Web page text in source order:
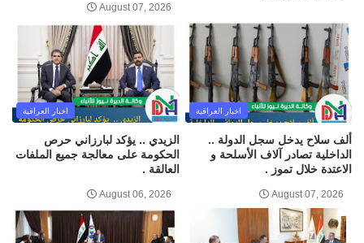
August 07, 2026
اخبار العراقية
ألف سلاح يدخل سجل الدولة ..
الداخلية تصادر آلاف الأسلحة و
الاعتدة خلال تموز .
August 07, 2026
اخبار العراقية
الزيدي .. يؤكد لبارزاني حرص
الحكومة على معالجة جميع الملفات
العالقة .
August 06, 2026